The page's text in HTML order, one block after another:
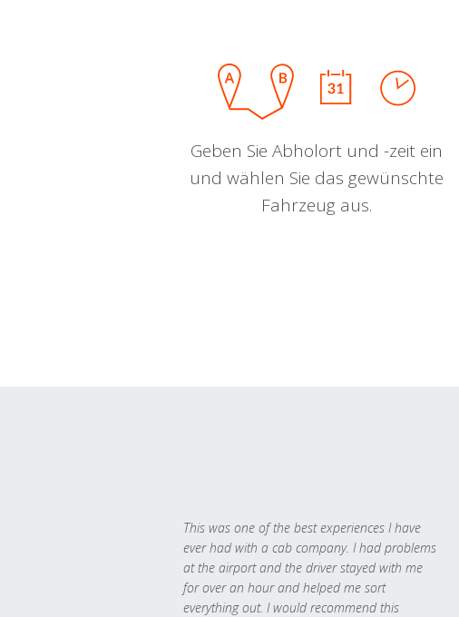
Geben Sie Abholort und -zeit ein
und wählen Sie das gewünschte
Fahrzeug aus.
This was one of the best experiences I have
ever had with a cab company. I had problems
at the airport and the driver stayed with me
for over an hour and helped me sort
everything out. I would recommend this